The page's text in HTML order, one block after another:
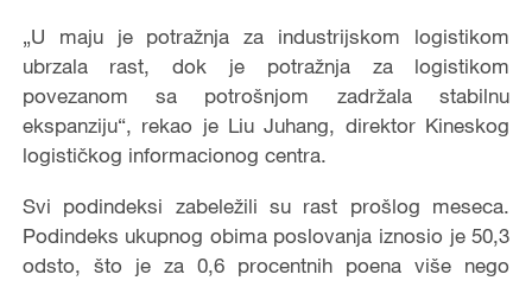
„U maju je potražnja za industrijskom logistikom
ubrzala rast, dok je potražnja za logistikom
povezanom sa potrošnjom zadržala stabilnu
ekspanziju“, rekao je Liu Juhang, direktor Kineskog
logističkog informacionog centra.
Svi podindeksi zabeležili su rast prošlog meseca.
Podindeks ukupnog obima poslovanja iznosio je 50,3
odsto, što je za 0,6 procentnih poena više nego